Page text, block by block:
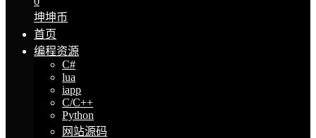
坤坤币
首页
编程资源
C#
lua
iapp
C/C++
Python
网站源码